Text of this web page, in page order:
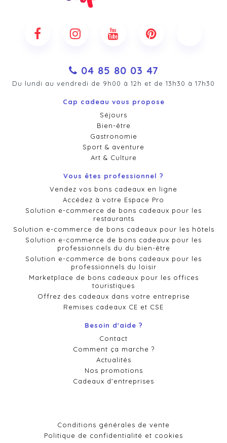
04 85 80 03 47
Du lundi au vendredi de 9h00 à 12h et de 13h30 à 17h30
Cap cadeau vous propose
Séjours
Bien-être
Gastronomie
Sport & aventure
Art & Culture
Vous êtes professionnel ?
Vendez vos bons cadeaux en ligne
Accédez à votre Espace Pro
Solution e-commerce de bons cadeaux pour les
restaurants
Solution e-commerce de bons cadeaux pour les hôtels
Solution e-commerce de bons cadeaux pour les
professionnels du du bien-être
Solution e-commerce de bons cadeaux pour les
professionnels du loisir
Marketplace de bons cadeaux pour les offices
touristiques
Offrez des cadeaux dans votre entreprise
Remises cadeaux CE et CSE
Besoin d'aide ?
Contact
Comment ça marche ?
Actualités
Nos promotions
Cadeaux d'entreprises
Conditions générales de vente
Politique de confidentialité et cookies